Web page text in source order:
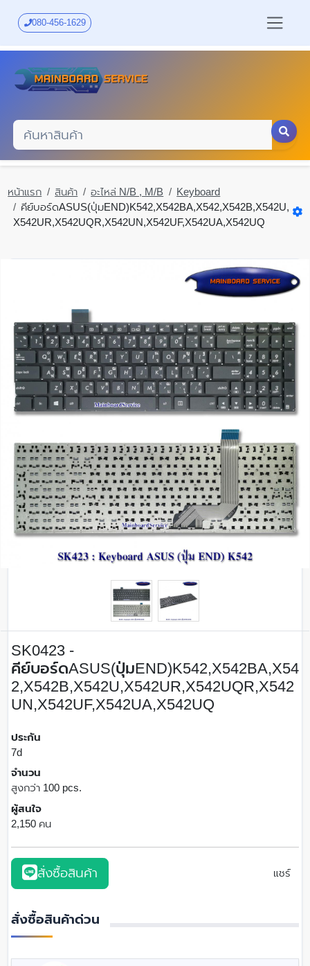
content
080-456-1629
หน้าแรก สินค้า อะไหล่ N/B , M/B
Keyboard
คีย์บอร์ดASUS(ปุ่มEND)K542,X542BA,X542,X542B,X542U,
X542UR,X542UQR,X542UN,X542UF,X542UA,X542UQ
SK0423 -
คีย์บอร์ดASUS(ปุ่มEND)K542,X542BA,X54
2,X542B,X542U,X542UR,X542UQR,X542
UN,X542UF,X542UA,X542UQ
ประกัน
7d
จำนวน
สูงกว่า 100 pcs.
ผู้สนใจ
2,150 คน
สั่งซื้อสินค้า แชร์
สั่งซื้อสินค้าด่วน